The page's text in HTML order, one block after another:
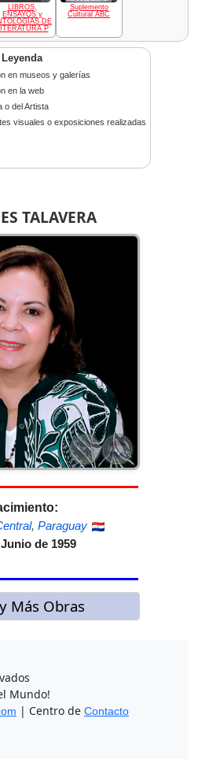
TALAVERA
, Paraguay
de 1959
Más Obras
LIBROS,
ENSAYOS y
DE
P
Suplemento
Cultural ABC
Leyenda
en museos y galerías
en la web
o del Artista
visuales o exposiciones realizadas
Mundo!
| Centro de Contacto